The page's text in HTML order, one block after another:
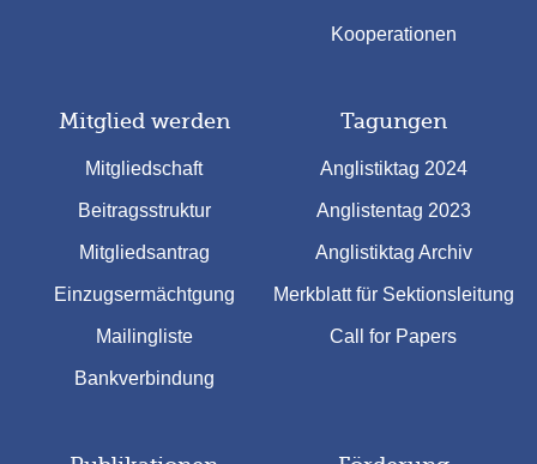
Kooperationen
Mitglied werden
Mitgliedschaft
Beitragsstruktur
Mitgliedsantrag
Einzugsermächtgung
Mailingliste
Bankverbindung
Tagungen
Anglistiktag 2024
Anglistentag 2023
Anglistiktag Archiv
Merkblatt für Sektionsleitung
Call for Papers